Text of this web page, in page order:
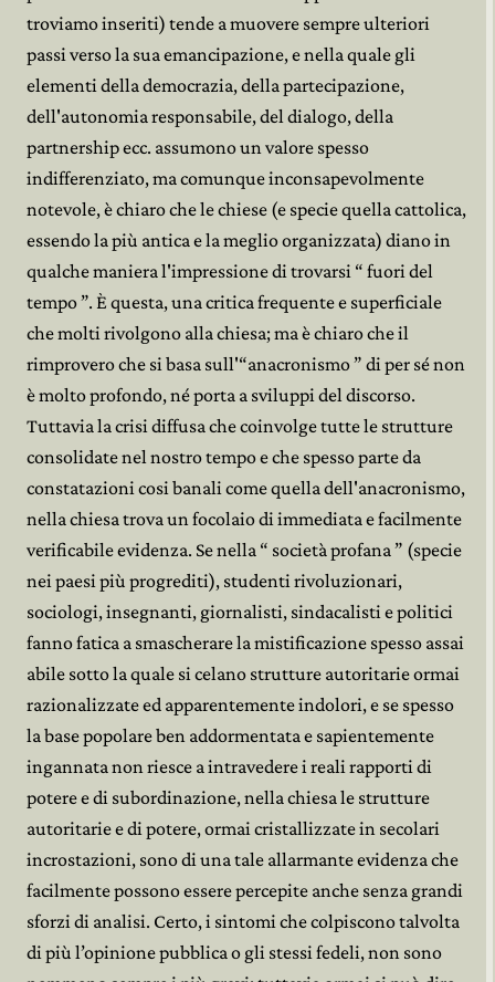
troviamo inseriti) tende a muovere sempre ulteriori
passi verso la sua emancipazione, e nella quale gli
elementi della democrazia, della partecipazione,
dell'autonomia responsabile, del dialogo, della
partnership ecc. assumono un valore spesso
indifferenziato, ma comunque inconsapevolmente
notevole, è chiaro che le chiese (e specie quella cattolica,
essendo la più antica e la meglio organizzata) diano in
qualche maniera l'impressione di trovarsi “ fuori del
tempo ”. È questa, una critica frequente e superficiale
che molti rivolgono alla chiesa; ma è chiaro che il
rimprovero che si basa sull'“anacronismo ” di per sé non
è molto profondo, né porta a sviluppi del discorso.
Tuttavia la crisi diffusa che coinvolge tutte le strutture
consolidate nel nostro tempo e che spesso parte da
constatazioni cosi banali come quella dell'anacronismo,
nella chiesa trova un focolaio di immediata e facilmente
verificabile evidenza. Se nella “ società profana ” (specie
nei paesi più progrediti), studenti rivoluzionari,
sociologi, insegnanti, giornalisti, sindacalisti e politici
fanno fatica a smascherare la mistificazione spesso assai
abile sotto la quale si celano strutture autoritarie ormai
razionalizzate ed apparentemente indolori, e se spesso
la base popolare ben addormentata e sapientemente
ingannata non riesce a intravedere i reali rapporti di
potere e di subordinazione, nella chiesa le strutture
autoritarie e di potere, ormai cristallizzate in secolari
incrostazioni, sono di una tale allarmante evidenza che
facilmente possono essere percepite anche senza grandi
sforzi di analisi. Certo, i sintomi che colpiscono talvolta
di più l’opinione pubblica o gli stessi fedeli, non sono